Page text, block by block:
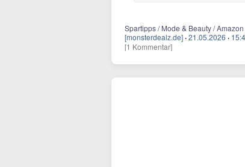
Spartipps / Mode & Beauty /
[monsterdealz.de] ·21.05.2026 ·
[1 Kommentar]